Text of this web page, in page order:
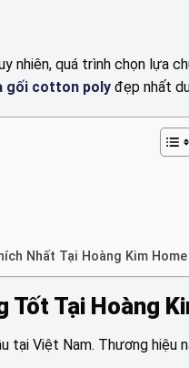
quá trình chọn lựa
gối cotton poly đẹp nhất
Nhất Tại Hoàng Kim Home
Tốt Tại Hoàng
tại Việt Nam. Thương hiệu